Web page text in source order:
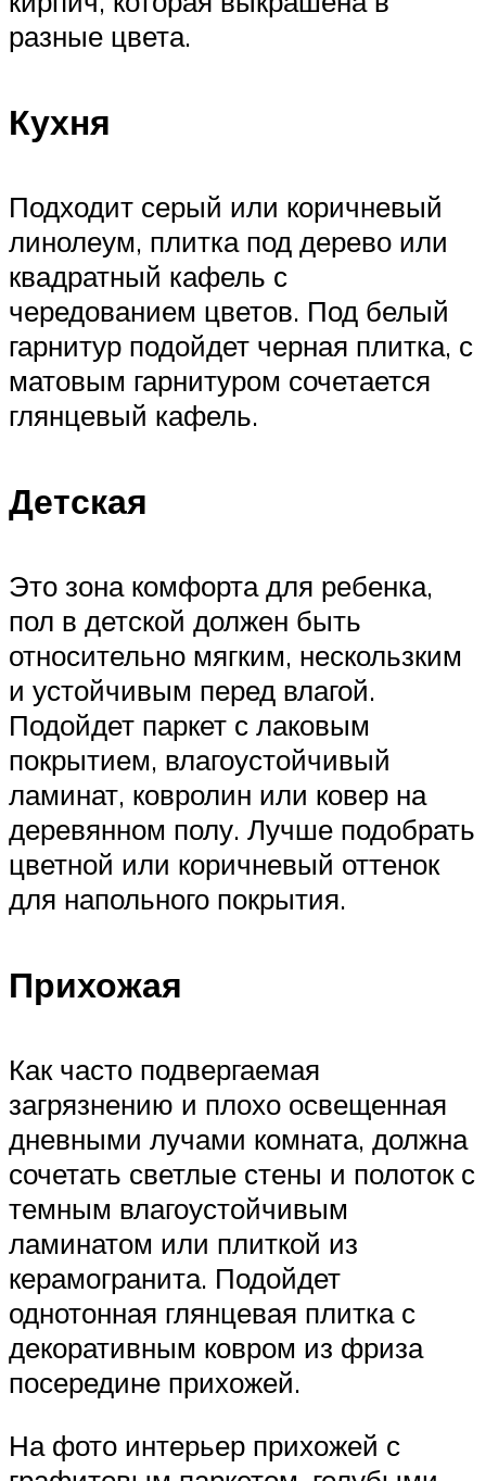
разные цвета.
Кухня
Подходит серый или коричневый
линолеум, плитка под дерево или
квадратный кафель с
чередованием цветов. Под белый
гарнитур подойдет черная плитка, с
матовым гарнитуром сочетается
глянцевый кафель.
Детская
Это зона комфорта для ребенка,
пол в детской должен быть
относительно мягким, нескользким
и устойчивым перед влагой.
Подойдет паркет с лаковым
покрытием, влагоустойчивый
ламинат, ковролин или ковер на
деревянном полу. Лучше подобрать
цветной или коричневый оттенок
для напольного покрытия.
Прихожая
Как часто подвергаемая
загрязнению и плохо освещенная
дневными лучами комната, должна
сочетать светлые стены и полоток с
темным влагоустойчивым
ламинатом или плиткой из
керамогранита. Подойдет
однотонная глянцевая плитка с
декоративным ковром из фриза
посередине прихожей.
На фото интерьер прихожей с